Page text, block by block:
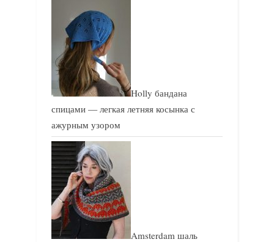
Holly бандана
спицами — легкая летняя косынка с
ажурным узором
Amsterdam шаль